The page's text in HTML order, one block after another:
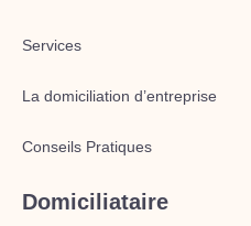
Services
La domiciliation d’entreprise
Conseils Pratiques
Domiciliataire